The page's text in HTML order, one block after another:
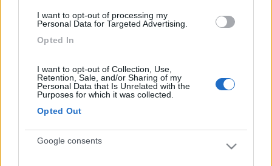
I want to opt-out of processing my
Personal Data for Targeted Advertising.
Opted In
I want to opt-out of Collection, Use,
Retention, Sale, and/or Sharing of my
Personal Data that Is Unrelated with the
Purposes for which it was collected.
Opted Out
Google consents
OK ora capisco cosa serve . Grazie